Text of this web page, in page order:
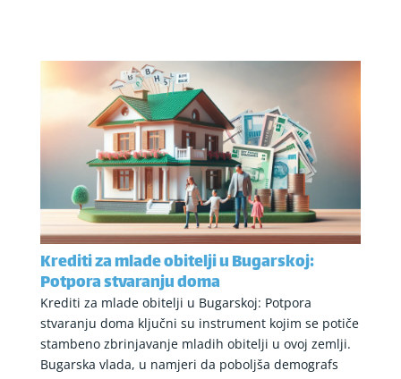
Krediti za mlade obitelji u Bugarskoj:
Potpora stvaranju doma
Krediti za mlade obitelji u Bugarskoj: Potpora
stvaranju doma ključni su instrument kojim se potiče
stambeno zbrinjavanje mladih obitelji u ovoj zemlji.
Bugarska vlada, u namjeri da poboljša demografs